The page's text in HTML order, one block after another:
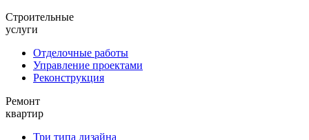
Строительные
услуги
Отделочные работы
Управление проектами
Реконструкция
Ремонт
квартир
Три типа дизайна